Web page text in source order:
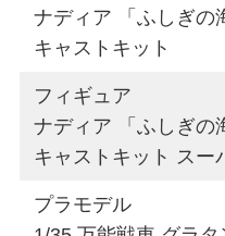
ナディア 「ふしぎの
キャストキット
フィギュア
ナディア 「ふしぎの
キャストキット スー
プラモデル